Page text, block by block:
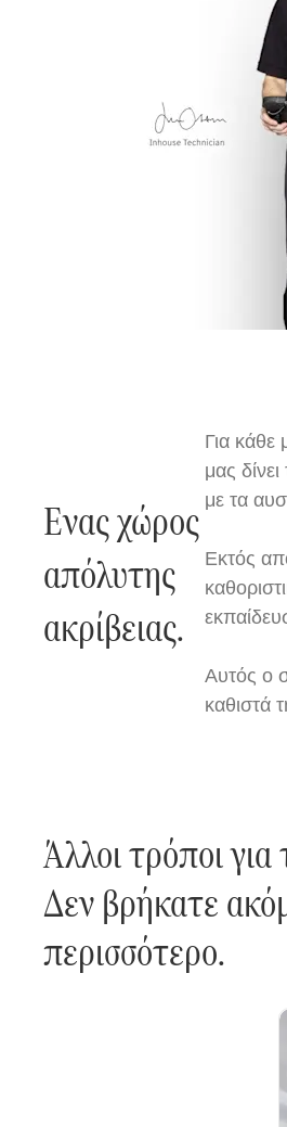
Ένας χώρος
απόλυτης
ακρίβειας.
Για κάθε
μας
με τα
Εκτός
Αυτός ο
καθιστά
Άλλοι τρόποι για
Δεν βρήκατε
περισσότερο.